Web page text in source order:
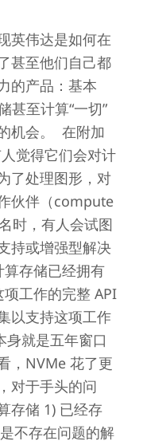
英伟达是如何在
甚至他们自己都
的产品：基本
甚至计算“一切”
机会。 在附加
觉得它们会对计
了处理图形，对
伙伴（compute
时，有人会试图
持或增强型解决
存储已经拥有
工作的完整 API
以支持这项工作
身就是五年窗口
，NVMe 花了更
对于手头的问
存储 1) 已经存
不存在问题的解